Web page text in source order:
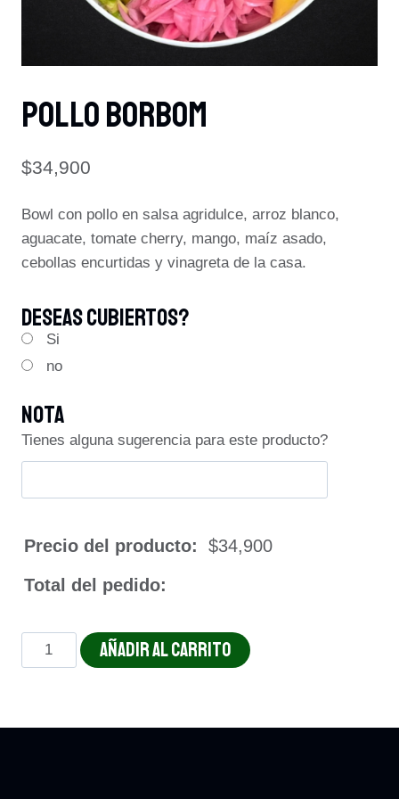
POLLO BORBOM
$34,900
Bowl con pollo en salsa agridulce, arroz blanco,
aguacate, tomate cherry, mango, maíz asado,
cebollas encurtidas y vinagreta de la casa.
Deseas Cubiertos?
Si
no
Nota
Tienes alguna sugerencia para este producto?
Precio del producto: $34,900
Total del pedido:
POLLO
BORBOM
AÑADIR AL CARRITO